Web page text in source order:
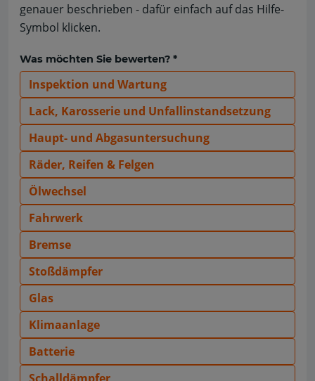
genauer beschrieben - dafür einfach auf das Hilfe-
Symbol klicken.
Was möchten Sie bewerten? *
Inspektion und Wartung
Lack, Karosserie und Unfallinstandsetzung
Haupt- und Abgasuntersuchung
Räder, Reifen & Felgen
Ölwechsel
Fahrwerk
Bremse
Stoßdämpfer
Glas
Klimaanlage
Batterie